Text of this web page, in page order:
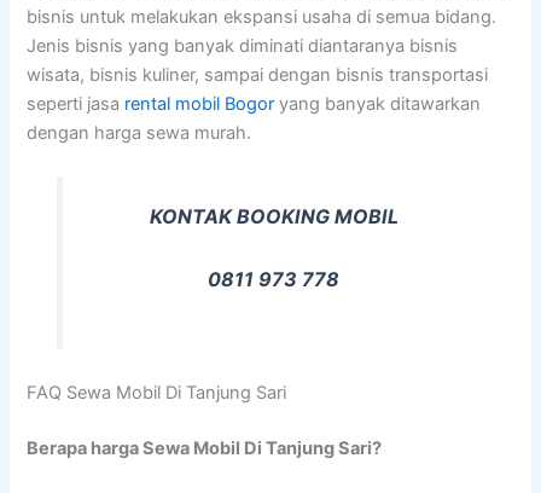
bisnis untuk melakukan ekspansi usaha di semua bidang.
Jenis bisnis yang banyak diminati diantaranya bisnis
wisata, bisnis kuliner, sampai dengan bisnis transportasi
seperti jasa rental mobil Bogor yang banyak ditawarkan
dengan harga sewa murah.
KONTAK BOOKING MOBIL
0811 973 778
FAQ Sewa Mobil Di Tanjung Sari
Berapa harga Sewa Mobil Di Tanjung Sari?